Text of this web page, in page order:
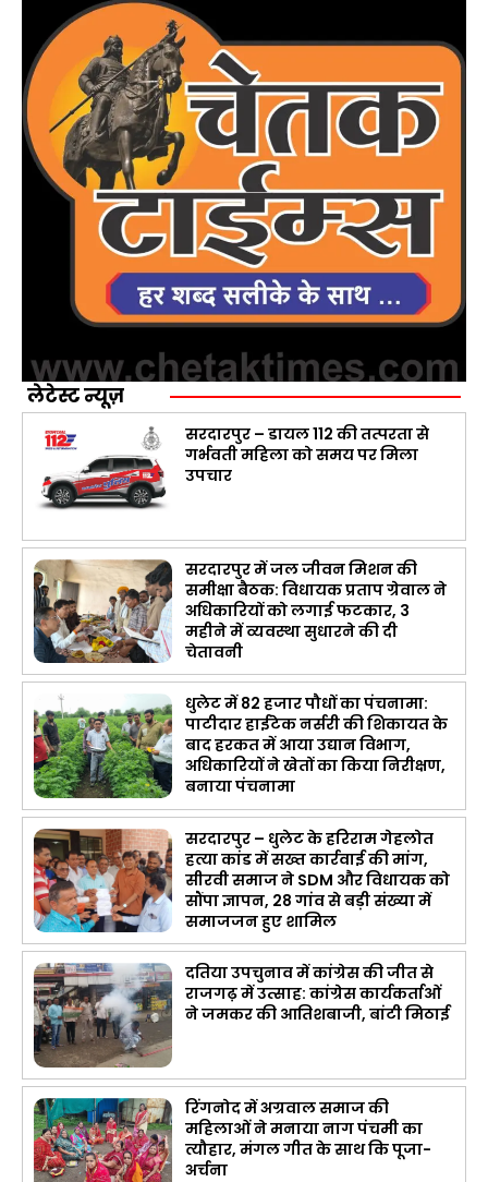
लेटेस्ट न्यूज़
सरदारपुर – डायल 112 की तत्परता से
गर्भवती महिला को समय पर मिला
उपचार
सरदारपुर में जल जीवन मिशन की
समीक्षा बैठक: विधायक प्रताप ग्रेवाल ने
अधिकारियों को लगाई फटकार, 3
महीने में व्यवस्था सुधारने की दी
चेतावनी
धुलेट में 82 हजार पौधों का पंचनामा:
पाटीदार हाईटेक नर्सरी की शिकायत के
बाद हरकत में आया उद्यान विभाग,
अधिकारियों ने खेतों का किया निरीक्षण,
बनाया पंचनामा
सरदारपुर – धुलेट के हरिराम गेहलोत
हत्या कांड में सख्त कार्रवाई की मांग,
सीरवी समाज ने SDM और विधायक को
सौंपा ज्ञापन, 28 गांव से बड़ी संख्या में
समाजजन हुए शामिल
दतिया उपचुनाव में कांग्रेस की जीत से
राजगढ़ में उत्साह: कांग्रेस कार्यकर्ताओं
ने जमकर की आतिशबाजी, बांटी मिठाई
रिंगनोद में अग्रवाल समाज की
महिलाओं ने मनाया नाग पंचमी का
त्यौहार, मंगल गीत के साथ कि पूजा-
अर्चना